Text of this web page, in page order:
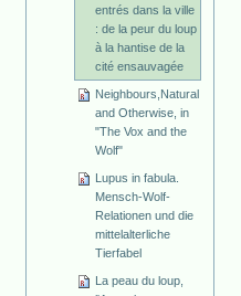
entrés dans la ville
: de la peur du loup
à la hantise de la
cité ensauvagée
Neighbours,Natural
and Otherwise, in
"The Vox and the
Wolf"
Lupus in fabula.
Mensch-Wolf-
Relationen und die
mittelalterliche
Tierfabel
La peau du loup,